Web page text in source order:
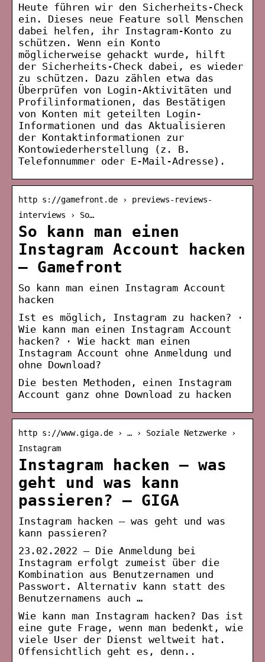
Heute führen wir den Sicherheits-Check
ein. Dieses neue Feature soll Menschen
dabei helfen, ihr Instagram-Konto zu
schützen. Wenn ein Konto
möglicherweise gehackt wurde, hilft
der Sicherheits-Check dabei, es wieder
zu schützen. Dazu zählen etwa das
Überprüfen von Login-Aktivitäten und
Profilinformationen, das Bestätigen
von Konten mit geteilten Login-
Informationen und das Aktualisieren
der Kontaktinformationen zur
Kontowiederherstellung (z. B.
Telefonnummer oder E-Mail-Adresse).
http s://gamefront.de › previews-reviews-
interviews › So…
So kann man einen
Instagram Account hacken
– Gamefront
So kann man einen Instagram Account
hacken
Ist es möglich, Instagram zu hacken? ·
Wie kann man einen Instagram Account
hacken? · Wie hackt man einen
Instagram Account ohne Anmeldung und
ohne Download?
Die besten Methoden, einen Instagram
Account ganz ohne Download zu hacken
http s://www.giga.de › … › Soziale Netzwerke ›
Instagram
Instagram hacken – was
geht und was kann
passieren? – GIGA
Instagram hacken – was geht und was
kann passieren?
23.02.2022 — Die Anmeldung bei
Instagram erfolgt zumeist über die
Kombination aus Benutzernamen und
Passwort. Alternativ kann statt des
Benutzernamens auch …
Wie kann man Instagram hacken? Das ist
eine gute Frage, wenn man bedenkt, wie
viele User der Dienst weltweit hat.
Offensichtlich geht es, denn..